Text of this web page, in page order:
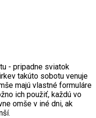
- pripadne sviatok
takúto sobotu venuje
majú vlastné formuláre
ich použiť, každú vo
omše v iné dni, ak